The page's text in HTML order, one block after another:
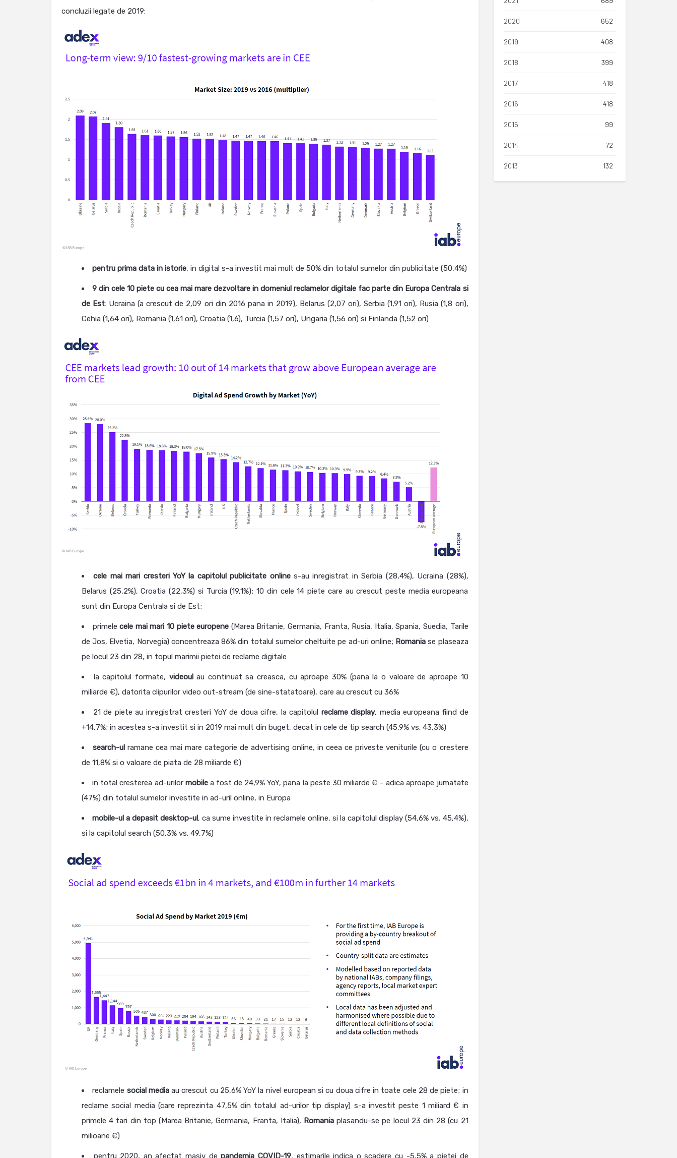
concluzii legate de 2019:
pentru prima data in istorie, in digital s-a investit mai mult de 50% din totalul sumelor din publicitate (50,4%)
9 din cele 10 piete cu cea mai mare dezvoltare in domeniul reclamelor digitale fac parte din Europa Centrala si
de Est: Ucraina (a crescut de 2,09 ori din 2016 pana in 2019), Belarus (2,07 ori), Serbia (1,91 ori), Rusia (1,8 ori),
Cehia (1,64 ori), Romania (1,61 ori), Croatia (1,6), Turcia (1,57 ori), Ungaria (1,56 ori) si Finlanda (1,52 ori)
cele mai mari cresteri YoY la capitolul publicitate onlines-au inregistrat in Serbia (28,4%), Ucraina (28%),
Belarus (25,2%), Croatia (22,3%) si Turcia (19,1%); 10 din cele 14 piete care au crescut peste media europeana
sunt din Europa Centrala si de Est;
primele cele mai mari 10 piete europene (Marea Britanie, Germania, Franta, Rusia, Italia, Spania, Suedia, Tarile
de Jos, Elvetia, Norvegia) concentreaza 86% din totalul sumelor cheltuite pe ad-uri online; Romania se plaseaza
pe locul 23 din 28, in topul marimii pietei de reclame digitale
la capitolul formate, videoulau continuat sa creasca, cu aproape 30% (pana la o valoare de aproape 10
miliarde €), datorita clipurilor video out-stream (de sine-statatoare), care au crescut cu 36%
21 de piete au inregistrat cresteri YoY de doua cifre, la capitolul reclame display, media europeana fiind de
+14,7%; in acestea s-a investit si in 2019 mai mult din buget, decat in cele de tip search (45,9% vs. 43,3%)
search-ul ramane cea mai mare categorie de advertising online, in ceea ce priveste veniturile (cu o crestere
de 11,8% si o valoare de piata de 28 miliarde €)
in total cresterea ad-urilor mobilea fost de 24,9% YoY, pana la peste 30 miliarde € – adica aproape jumatate
(47%) din totalul sumelor investite in ad-uril online, in Europa
mobile-ul a depasit desktop-ul, ca sume investite in reclamele online, si la capitolul display (54,6% vs. 45,4%),
si la capitolul search (50,3% vs. 49,7%)
reclamele social media au crescut cu 25,6% YoY la nivel european si cu doua cifre in toate cele 28 de piete; in
reclame social media (care reprezinta 47,5% din totalul ad-urilor tip display) s-a investit peste 1 miliard € in
primele 4 tari din top (Marea Britanie, Germania, Franta, Italia), Romaniaplasandu-se pe locul 23 din 28 (cu 21
milioane €)
pentru 2020, an afectat masiv depandemia COVID-19, estimarile indica o scadere cu -5,5% a pietei de
2020 652
2019 408
2018 399
2017 418
2016 418
2015 99
2014 72
2013 132